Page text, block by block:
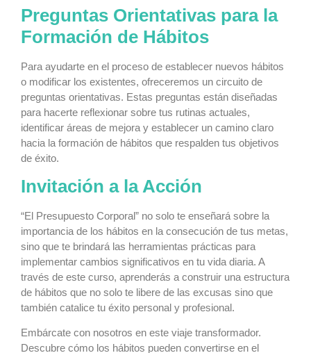
Preguntas Orientativas para la
Formación de Hábitos
Para ayudarte en el proceso de establecer nuevos hábitos
o modificar los existentes, ofreceremos un circuito de
preguntas orientativas. Estas preguntas están diseñadas
para hacerte reflexionar sobre tus rutinas actuales,
identificar áreas de mejora y establecer un camino claro
hacia la formación de hábitos que respalden tus objetivos
de éxito.
Invitación a la Acción
“El Presupuesto Corporal” no solo te enseñará sobre la
importancia de los hábitos en la consecución de tus metas,
sino que te brindará las herramientas prácticas para
implementar cambios significativos en tu vida diaria. A
través de este curso, aprenderás a construir una estructura
de hábitos que no solo te libere de las excusas sino que
también catalice tu éxito personal y profesional.
Embárcate con nosotros en este viaje transformador.
Descubre cómo los hábitos pueden convertirse en el